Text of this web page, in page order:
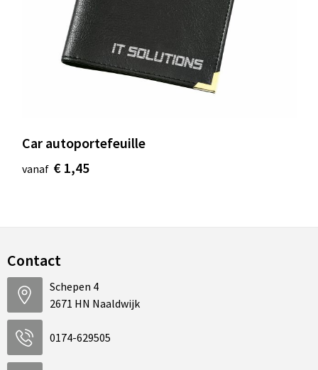
Car autoportefeuille
vanaf € 1,45
Contact
Schepen 4
2671 HN Naaldwijk
0174-629505